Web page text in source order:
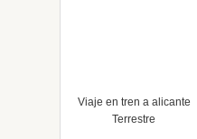
Viaje en tren a alicante
Terrestre